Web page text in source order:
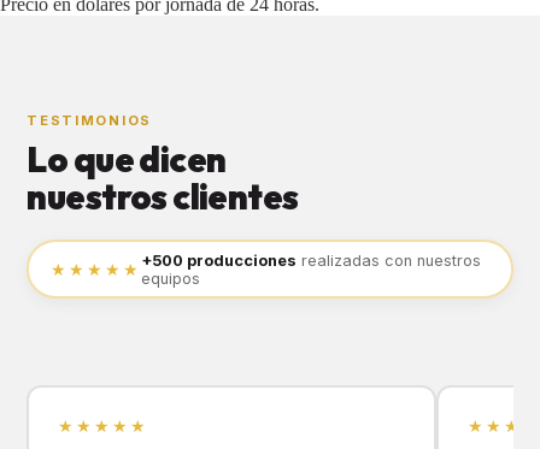
Precio en dólares por jornada de 24 horas.
TESTIMONIOS
Lo que dicen
nuestros clientes
★★★★★ +500 producciones realizadas con nuestros
equipos
★★★★★